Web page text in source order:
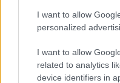
I want to allow
personalized
I want to allow
related to analytics
device identifiers in
UNCATEGORIZED